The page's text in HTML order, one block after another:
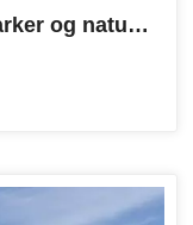
Solenergi LED-lys lyser opp parker og naturskjønne steder